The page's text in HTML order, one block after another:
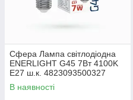
Сфера Лампа світлодіодна
ENERLIGHT G45 7Вт 4100K
E27 ш.к. 4823093500327
19824
В наявності